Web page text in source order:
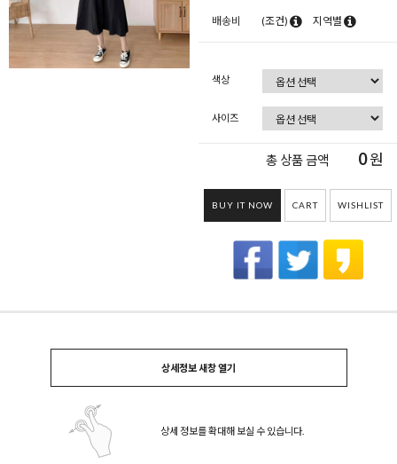
배송비 (조건) 지역별
색상
사이즈
총 상품 금액 0원
BUY IT NOW CART WISHLIST
상세정보 새창 열기
상세 정보를 확대해 보실 수 있습니다.